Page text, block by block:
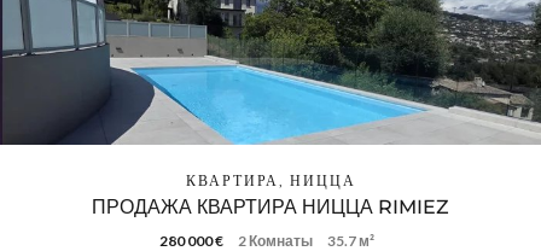
КВАРТИРА, НИЦЦА
ПРОДАЖА КВАРТИРА НИЦЦА RIMIEZ
280 000 € 2 Комнаты 35.7 м²